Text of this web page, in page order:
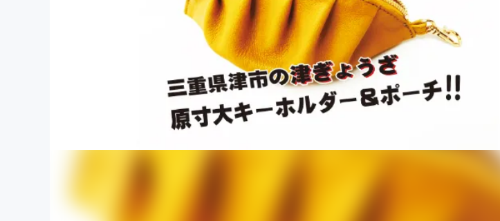
まちづくり・地域活性化
CAMPFIRE for Social Good
CAMPFIREふるさと納税